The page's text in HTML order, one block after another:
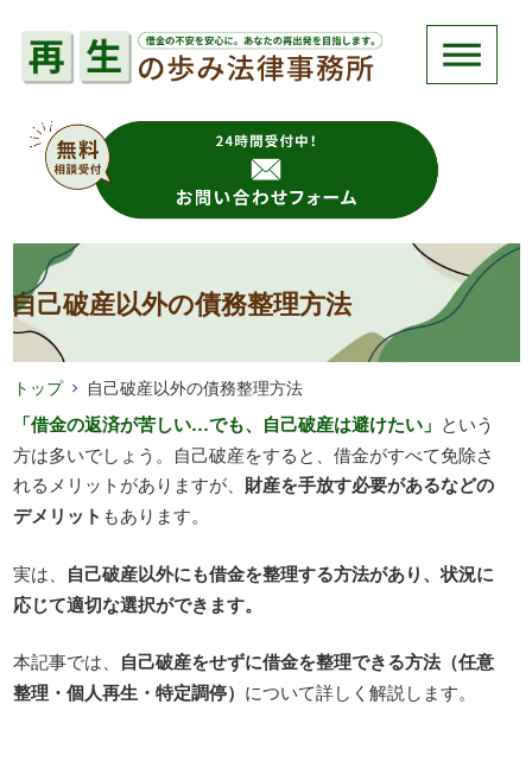
自己破産以外の債務整理方法
トップ 自己破産以外の債務整理方法
「借金の返済が苦しい…でも、自己破産は避けたい」 という
方は多いでしょう。自己破産をすると、借金がすべて免除さ
れるメリットがありますが、 財産を手放す必要があるなどの
デメリット もあります。
実は、 自己破産以外にも借金を整理する方法があり、状況に
応じて適切な選択ができます。
本記事では、 自己破産をせずに借金を整理できる方法（任意
整理・個人再生・特定調停） について詳しく解説します。